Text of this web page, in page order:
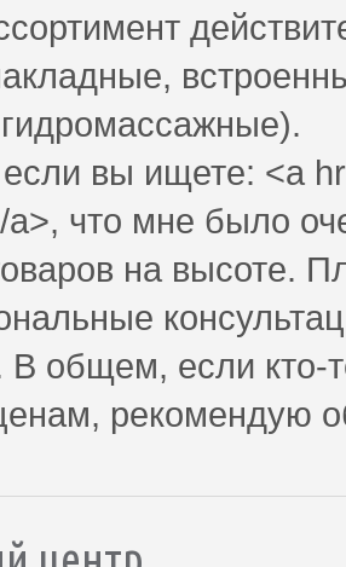
вы ищете: <a
a>, что мне было
на высоте.
В общем, если кто-
рекомендую